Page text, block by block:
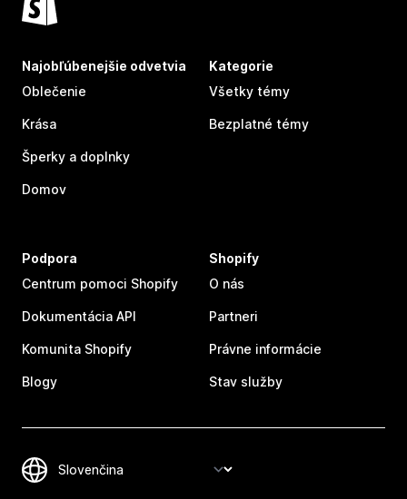
Najobľúbenejšie odvetvia
Oblečenie
Krása
Šperky a doplnky
Domov
Kategorie
Všetky témy
Bezplatné témy
Podpora
Centrum pomoci Shopify
Dokumentácia API
Komunita Shopify
Blogy
Shopify
O nás
Partneri
Právne informácie
Stav služby